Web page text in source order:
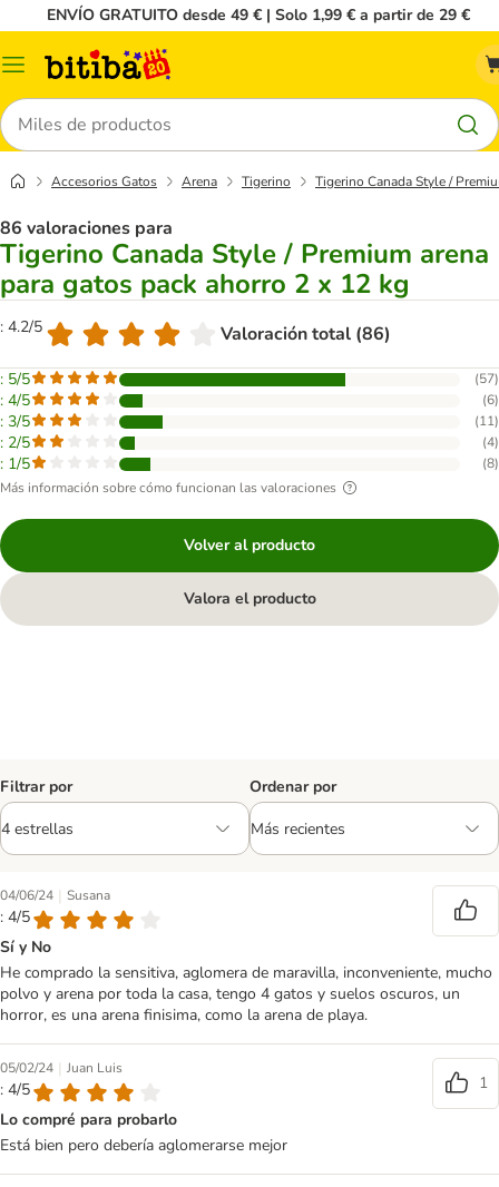
ENVÍO GRATUITO desde 49 € | Solo 1,99 € a partir de 29 €
Menú
Buscar
Accesorios Gatos Arena Tigerino Tigerino Canada Style /
86 valoraciones para
Tigerino Canada Style / Premium arena
para gatos pack ahorro 2 x 12 kg
: 4.2/5 Valoración total (86)
: 5/5 (57)
: 4/5 (6)
: 3/5 (11)
: 2/5 (4)
: 1/5 (8)
Más información sobre cómo funcionan las valoraciones
Volver al producto
Valora el producto
Filtrar por Ordenar por
04/06/24 | Susana
: 4/5
Sí y No
He comprado la sensitiva, aglomera de maravilla, inconveniente, mucho
polvo y arena por toda la casa, tengo 4 gatos y suelos oscuros, un
horror, es una arena finisima, como la arena de playa.
05/02/24 | Juan Luis
: 4/5
1
Lo compré para probarlo
Está bien pero debería aglomerarse mejor